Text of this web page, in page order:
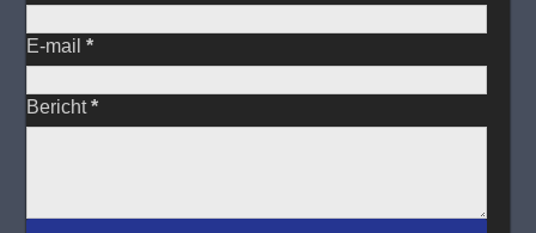
E-mail*
Bericht*